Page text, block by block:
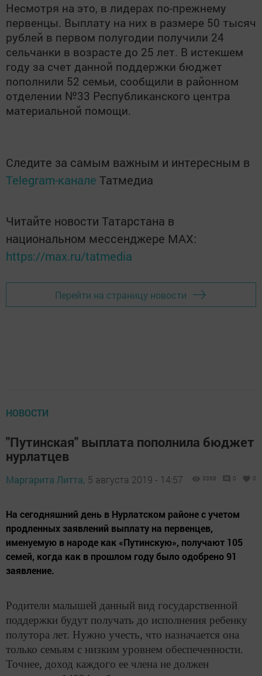
Несмотря на это, в лидерах по-прежнему
первенцы. Выплату на них в размере 50 тысяч
рублей в первом полугодии получили 24
сельчанки в возрасте до 25 лет. В истекшем
году за счет данной поддержки бюджет
пополнили 52 семьи, сообщили в районном
отделении №33 Республиканского центра
материальной помощи.
Следите за самым важным и интересным в
Telegram-канале Татмедиа
Читайте новости Татарстана в
национальном мессенджере MАХ:
https://max.ru/tatmedia
Перейти на страницу новости
НОВОСТИ
"Путинская" выплата пополнила бюджет
нурлатцев
Маргарита Литта, 5 августа 2019 - 14:57 3368 0 0
На сегодняшний день в Нурлатском районе с учетом
продленных заявлений выплату на первенцев,
именуемую в народе как «Путинскую», получают 105
семей, когда как в прошлом году было одобрено 91
заявление.
Родители малышей данный вид государственной
поддержки будут получать до исполнения ребенку
полутора лет. Нужно учесть, что назначается она
только семьям с низким уровнем обеспеченности.
Точнее, доход каждого ее члена не должен